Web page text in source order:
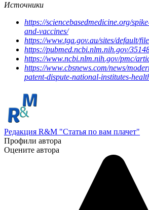
Источники
https://sciencebasedmedicine.org/
and-vaccines/
https://www.tga.gov.au/sites/default/
https://pubmed.ncbi.nlm.nih.gov/
https://www.ncbi.nlm.nih.gov/pmc/
https://www.cbsnews.com/news/
patent-dispute-national-institutes-
Редакция R&M "Статья по вам плачет"
Профили автора
Оцените автора